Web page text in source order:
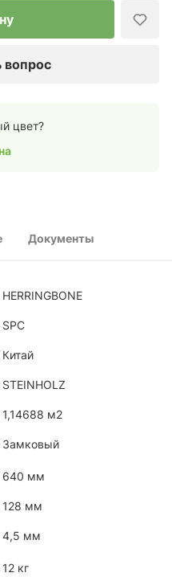
вопрос
цвет?
Документы
HERRINGBONE
SPC
Китай
STEINHOLZ
1,14688 м2
Замковый
640 мм
128 мм
4,5 мм
12 кг